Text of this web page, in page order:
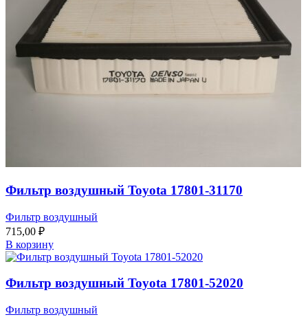
Фильтр воздушный Toyota 17801-31170
Фильтр воздушный
715,00 ₽
В корзину
Фильтр воздушный Toyota 17801-52020
Фильтр воздушный